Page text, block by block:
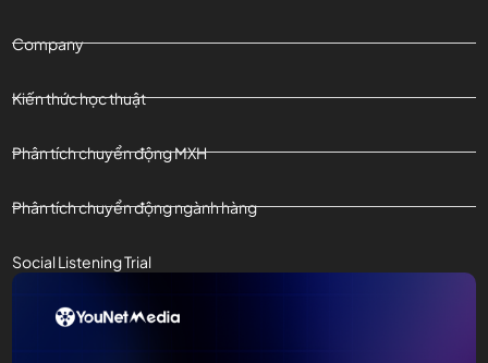
Company
Kiến thức học thuật
Phân tích chuyển động MXH
Phân tích chuyển động ngành hàng
Social Listening Trial